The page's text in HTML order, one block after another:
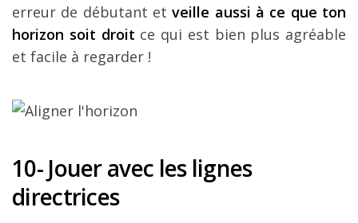
erreur de débutant etveille aussi à ce que ton
horizon soit droit ce qui est bien plus agréable
et facile à regarder !
10- Jouer avec les lignes
directrices